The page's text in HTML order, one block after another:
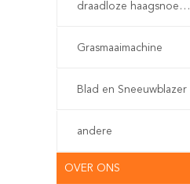
draadloze haagsnoeischaar
Grasmaaimachine
Blad en Sneeuwblazer
andere
OVER ONS